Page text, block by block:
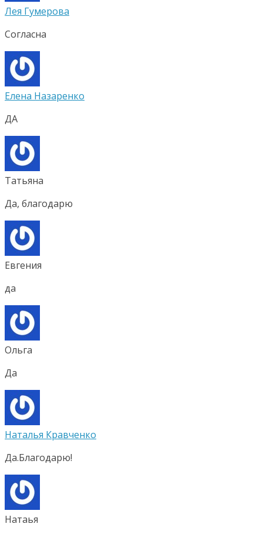
Лея Гумерова
Согласна
Елена Назаренко
ДА
Татьяна
Да, благодарю
Евгения
да
Ольга
Да
Наталья Кравченко
Да.Благодарю!
Натаья